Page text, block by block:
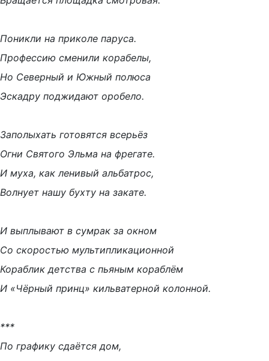
Поникли на приколе паруса.
Профессию сменили корабелы,
Но Северный и Южный полюса
Эскадру поджидают оробело.
Заполыхать готовятся всерьёз
Огни Святого Эльма на фрегате.
И муха, как ленивый альбатрос,
Волнует нашу бухту на закате.
И выплывают в сумрак за окном
Со скоростью мультипликационной
Кораблик детства с пьяным кораблём
И «Чёрный принц» кильватерной колонной.
***
По графику сдаётся дом,